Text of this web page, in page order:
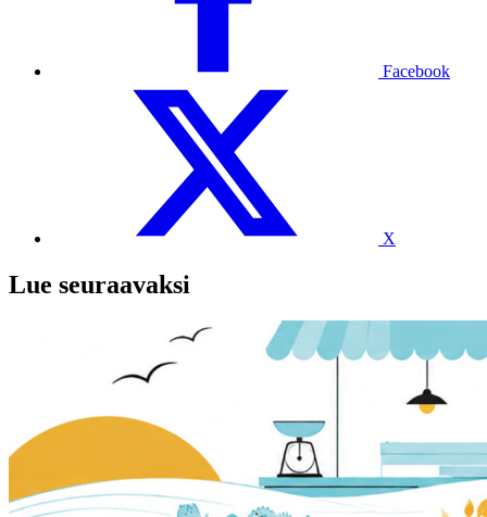
Facebook
X
Lue seuraavaksi